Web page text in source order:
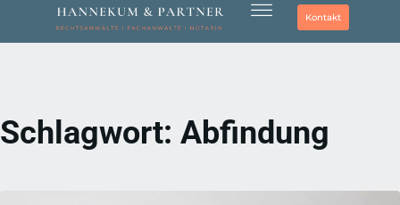
Kontakt
Schlagwort: Abfindung